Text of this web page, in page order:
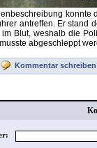
antreffen. Er stand
Blut, weshalb die
abgeschleppt
Kommentar schreiben